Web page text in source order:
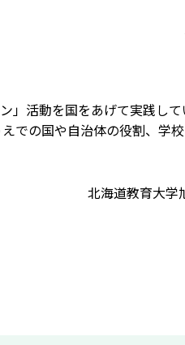
」活動を国をあげて実践し
での国や自治体の役割、学
北海道教育大